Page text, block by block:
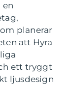
en
planerar
att Hyra
ett tryggt
ljusdesign